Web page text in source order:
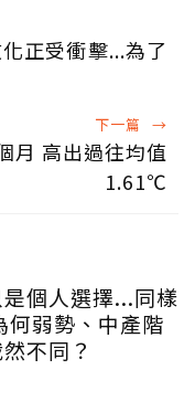
正受衝擊...為了
下一篇 →
月 高出過往均值
1.61℃
個人選擇...同樣
何弱勢、中產階
不同？